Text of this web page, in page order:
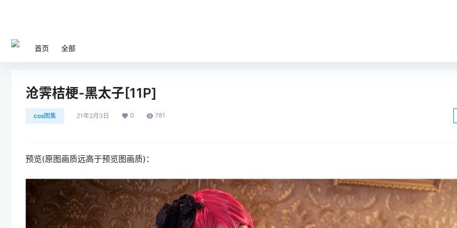
首页 全部
沧霁桔梗-黑太子[11P]
cos图集 21年2月3日 0 781
预览(原图画质远高于预览图画质)：